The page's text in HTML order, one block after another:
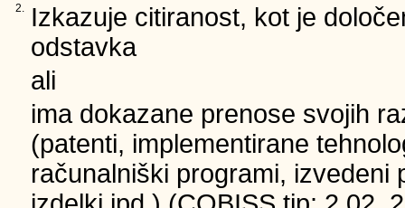
2.
Izkazuje citiranost, kot je
odstavka
ali
ima dokazane prenose svojih
(patenti, implementirane
računalniški programi, izvedeni